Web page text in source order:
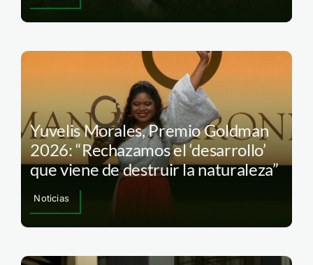
Yuvelis Morales, Premio Goldman
2026: “Rechazamos el ‘desarrollo’
que viene de destruir la naturaleza”
Noticias